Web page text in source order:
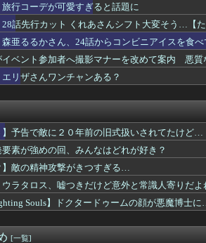
なんだよｗｗｗｗｗ
クタードゥームの...
ぼく、セガラッキーくじのA賞が着れず咽...
くれあさんシフト大変そう…【たんプリ】
たけど満足できず
だのデブwwwwwwwwwww
スパイン」プラモデル【本日発売】
い事に気付いたｗｗｗｗ「ハンターハ...
コラボ、実装キャラ発表ｗｗｗ
作品ってマジか！
www
ｗｗｗｗｗ
明ｗｗｗｗｗ
化決定！！！！
ってなに？
少女フィギュア【予約開始】
、「超かぐやメシ」連載決定ｗｗｗ
旅行コーデが可愛すぎると話題に
28話先行カット くれあさんシフト大変そう…【た
森亜るるかさん、24話からコンビニアイスを食
イベント参加者へ撮影マナーを改めて案内 悪
エリザさんワンチャンある？
】予告で敵に２０年前の旧式扱いされてたけど…
要素が強めの回、みんなはどれが好き？
】敵の精神攻撃がきつすぎる…
ウラタロス、嘘つきだけど意外と常識人寄りだよ
Souls】ドクタードゥームの顔が悪魔博士
[一覧]